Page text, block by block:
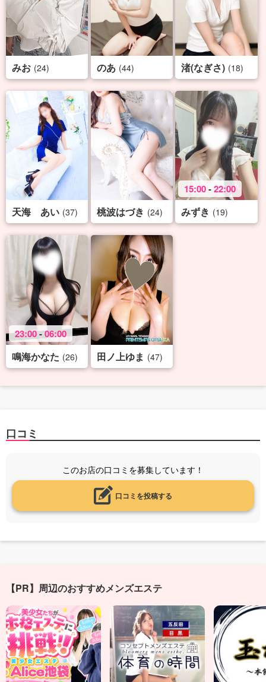
みお (24) のあ (44) 渚(なぎさ) (18)
天海 あい (37) 桃波はづき (24)
15:00-22:00
みずき (19)
23:00-06:00
鳴海かなた (26) 田ノ上ゆま (47)
口コミ
このお店の口コミを募集しています！
口コミを投稿する
【PR】周辺のおすすめメンズエステ